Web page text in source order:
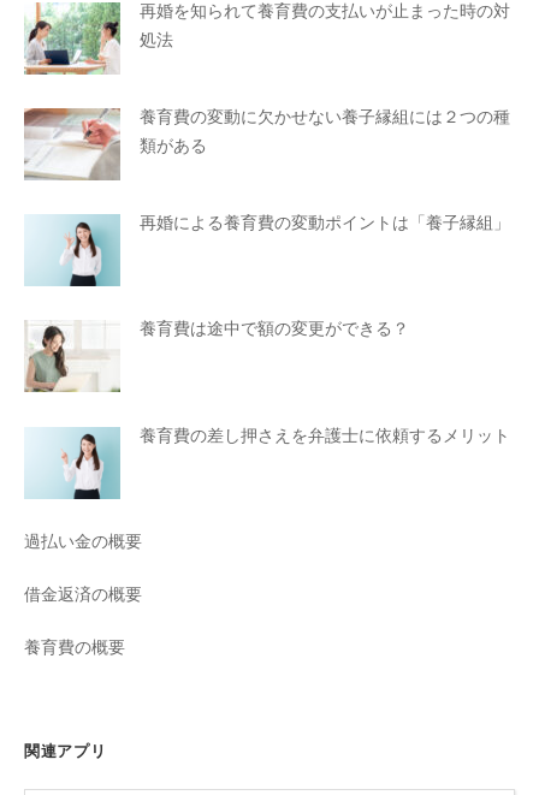
再婚を知られて養育費の支払いが止まった時の対
処法
養育費の変動に欠かせない養子縁組には２つの種
類がある
再婚による養育費の変動ポイントは「養子縁組」
養育費は途中で額の変更ができる？
養育費の差し押さえを弁護士に依頼するメリット
過払い金の概要
借金返済の概要
養育費の概要
関連アプリ